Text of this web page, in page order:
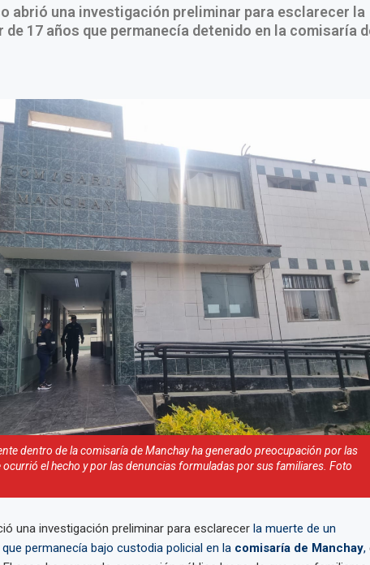
abrió una investigación preliminar para esclarecer la
de 17 años que permanecía detenido en la comisaría
dentro de la comisaría de Manchay ha generado preocupación por las
el hecho y por las denuncias formuladas por sus familiares. Foto
una investigación preliminar para esclarecerla muerte de un
permanecía bajo custodia policial en la comisaría de Manchay,